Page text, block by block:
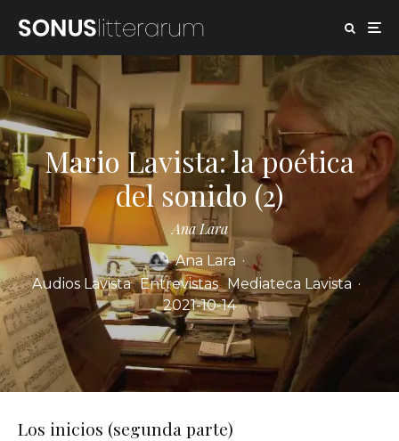
Mario Lavista: la poética
del sonido (2)
Ana Lara
Ana Lara ·
Audios Lavista Entrevistas Mediateca Lavista ·
2021-10-14
Los inicios (segunda parte)